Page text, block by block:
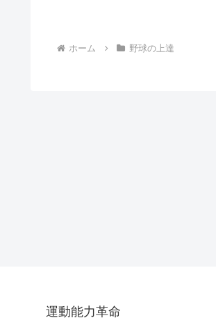
ホーム 野球の上達
運動能力革命